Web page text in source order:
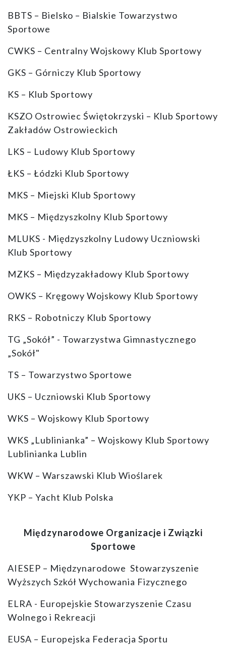
BBTS – Bielsko – Bialskie Towarzystwo
Sportowe
CWKS – Centralny Wojskowy Klub Sportowy
GKS – Górniczy Klub Sportowy
KS – Klub Sportowy
KSZO Ostrowiec Świętokrzyski – Klub Sportowy
Zakładów Ostrowieckich
LKS – Ludowy Klub Sportowy
ŁKS – Łódzki Klub Sportowy
MKS – Miejski Klub Sportowy
MKS – Międzyszkolny Klub Sportowy
MLUKS - Międzyszkolny Ludowy Uczniowski
Klub Sportowy
MZKS – Międzyzakładowy Klub Sportowy
OWKS – Kręgowy Wojskowy Klub Sportowy
RKS – Robotniczy Klub Sportowy
TG „Sokół” - Towarzystwa Gimnastycznego
„Sokół"
TS – Towarzystwo Sportowe
UKS – Uczniowski Klub Sportowy
WKS – Wojskowy Klub Sportowy
WKS „Lublinianka” – Wojskowy Klub Sportowy
Lublinianka Lublin
WKW – Warszawski Klub Wioślarek
YKP – Yacht Klub Polska
Międzynarodowe Organizacje i Związki
Sportowe
AIESEP – Międzynarodowe Stowarzyszenie
Wyższych Szkół Wychowania Fizycznego
ELRA - Europejskie Stowarzyszenie Czasu
Wolnego i Rekreacji
EUSA – Europejska Federacja Sportu